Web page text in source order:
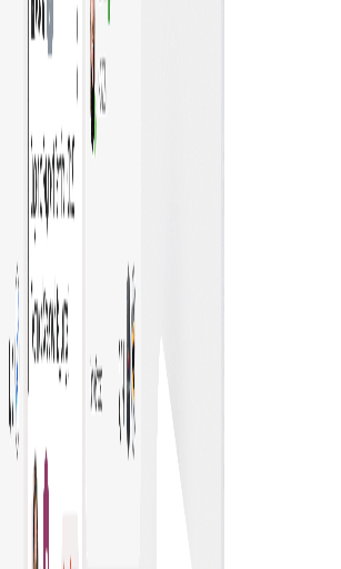
อก อ่านรีวิว และใช้คำแนะนำเพื่อให้มั่นใจ
และความพึงพอใจ
างง่ายดาย
ด้อย่างง่ายดายผ่านกระบวนการที่เชื่อมผู้ซื้อ
ลายราย — เปรียบเทียบเร็วและตัดสินใจ
ม่ต้องสอบถามด้วยตนเอง
ห้ธุรกิจคว้าโอกาสได้อย่างรวดเร็ว
บง่าย ข้อมูลชัดเจน และตัวเลือกที่เข้าถึงได้
จอย่างมั่นใจ